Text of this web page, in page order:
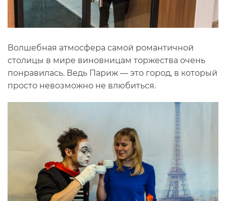
Волшебная атмосфера самой романтичной
столицы в мире виновницам торжества очень
понравилась. Ведь Париж — это город, в который
просто невозможно не влюбиться.